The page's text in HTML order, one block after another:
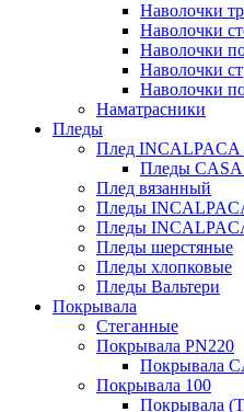
Наволочки
Наволочки
Наволочки
Наволочки
Наволочки
Наматрасники
Пледы
Плед INCALPACA
Пледы CASA
Плед вязанный
Пледы
Пледы
Пледы шерстяные
Пледы хлопковые
Пледы Вальтери
Покрывала
Стеганные
Покрывала PN220
Покрывала
Покрывала 100
Покрывала